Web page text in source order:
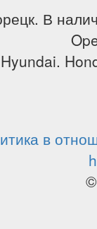
В
в